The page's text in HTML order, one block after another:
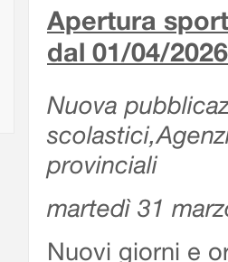
Apertura
dal 01/04/2026
Nuova
provinciali
martedì 31
Nuovi giorni e